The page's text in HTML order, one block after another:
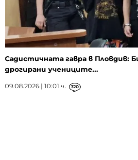
Садистичната гавра в Пловдив:
дрогирани учениците...
09.08.2026 | 10:01 ч. 320